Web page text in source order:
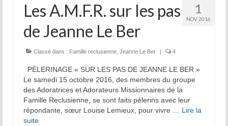
1
NOV 2016
Les A.M.F.R. sur les pas
de Jeanne Le Ber
Classé dans : Famille reclusienne, Jeanne Le Ber 4
PÈLERINAGE « SUR LES PAS DE JEANNE LE BER »
Le samedi 15 octobre 2016, des membres du groupe
des Adoratrices et Adorateurs Missionnaires de la
Famille Reclusienne, se sont faits pèlerins avec leur
répondante, sœur Louise Lemieux, pour vivre … Lire la
suite­­